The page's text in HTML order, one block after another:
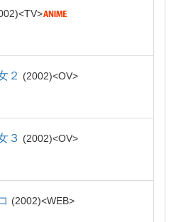
TV
２ 2002 OV
３ 2002 OV
2002 WEB